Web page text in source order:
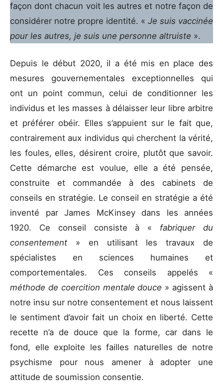
façon dont chacun voit les autres et notre façon de
considérer notre propre identité. « Je suis vaccinée
pour les autres, je suis une personne altruiste ».
Depuis le début 2020, il a été mis en place des
mesures gouvernementales exceptionnelles qui
ont un point commun, celui de conditionner les
individus et les masses à délaisser leur libre arbitre
et préférer obéir. Elles s’appuient sur le fait que,
contrairement aux individus qui cherchent la vérité,
les foules, elles, désirent croire, plutôt que savoir.
Cette démarche est voulue, elle a été pensée,
construite et commandée à des cabinets de
conseils en stratégie. Le conseil en stratégie a été
inventé par James McKinsey dans les années
1920. Ce conseil consiste à « fabriquer du
consentement » en utilisant les travaux de
spécialistes en sciences humaines et
comportementales. Ces conseils appelés «
méthode de coercition mentale douce » agissent à
notre insu sur notre consentement et nous laissent
le sentiment d’avoir fait un choix en liberté. Cette
recette n’a de douce que la forme, car dans le
fond, elle exploite les failles naturelles de notre
psychisme pour nous amener à adopter une
attitude de soumission consentie.